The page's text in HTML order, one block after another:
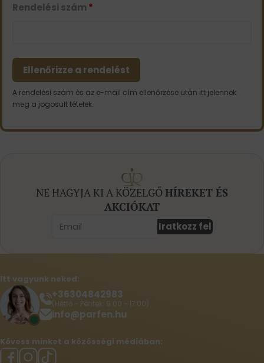
Rendelési szám *
Ellenőrizze a rendelést
A rendelési szám és az e-mail cím ellenőrzése után itt jelennek
meg a jogosult tételek.
NE HAGYJA KI A KÖZELGŐ HÍREKET ÉS
AKCIÓKAT
Iratkozz fel
Itt vagyunk neked:
+36304842983
(Hétfő - Péntek: 9:00 - 17:00)
info@parfen.hu
Kövess minket a közösségi médiában: